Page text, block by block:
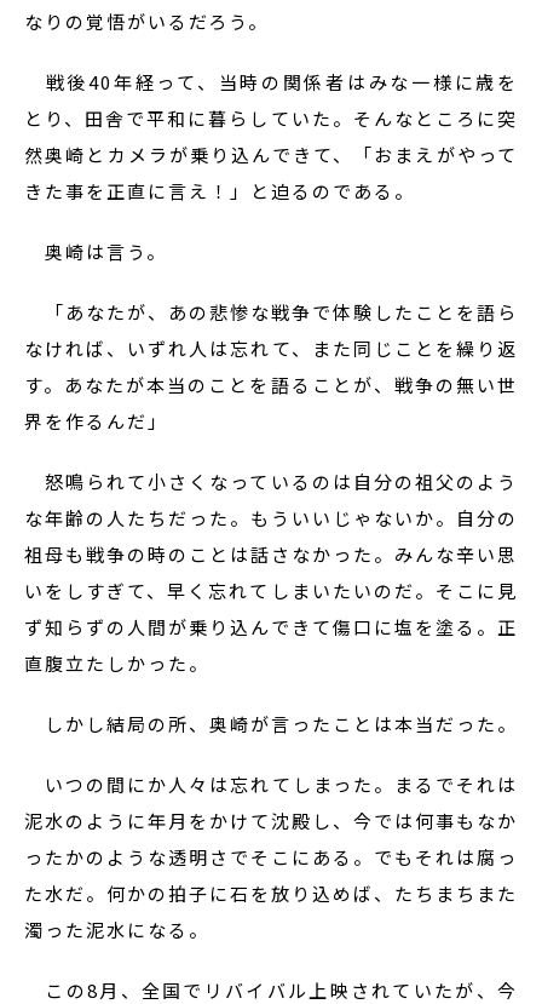
なりの覚悟がいるだろう。
戦後40年経って、当時の関係者はみな一様に歳を
とり、田舎で平和に暮らしていた。そんなところに突
然奥崎とカメラが乗り込んできて、「おまえがやって
きた事を正直に言え！」と迫るのである。
奥崎は言う。
「あなたが、あの悲惨な戦争で体験したことを語ら
なければ、いずれ人は忘れて、また同じことを繰り返
す。あなたが本当のことを語ることが、戦争の無い世
界を作るんだ」
怒鳴られて小さくなっているのは自分の祖父のよう
な年齢の人たちだった。もういいじゃないか。自分の
祖母も戦争の時のことは話さなかった。みんな辛い思
いをしすぎて、早く忘れてしまいたいのだ。そこに見
ず知らずの人間が乗り込んできて傷口に塩を塗る。正
直腹立たしかった。
しかし結局の所、奥崎が言ったことは本当だった。
いつの間にか人々は忘れてしまった。まるでそれは
泥水のように年月をかけて沈殿し、今では何事もなか
ったかのような透明さでそこにある。でもそれは腐っ
た水だ。何かの拍子に石を放り込めば、たちまちまた
濁った泥水になる。
この8月、全国でリバイバル上映されていたが、今